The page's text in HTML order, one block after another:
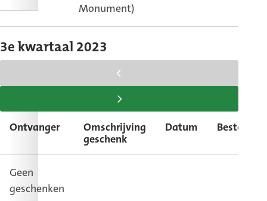
Monument)
3e kwartaal 2023
naar
links
tabel
rechts
Ontvanger
Omschrijving
geschenk
Datum
Geen
geschenken